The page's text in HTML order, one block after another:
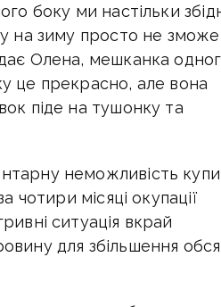
боку ми настільки
на зиму просто не
Олена, мешканка
це прекрасно, але вона
піде на тушонку та
неможливість
чотири місяці окупації
ситуація вкрай
для збільшення